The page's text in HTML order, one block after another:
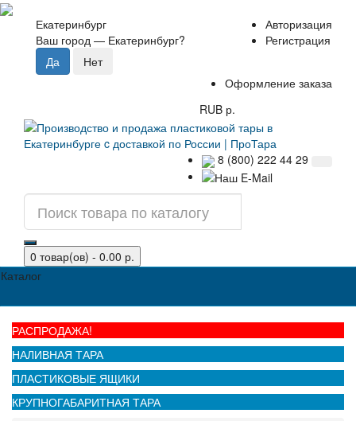
Екатеринбург
Ваш город — Екатеринбург?
Авторизация
Регистрация
Оформление заказа
RUB р.
8 (800) 222 44 29
0 товар(ов) - 0.00 р.
Каталог
РАСПРОДАЖА!
НАЛИВНАЯ ТАРА
ПЛАСТИКОВЫЕ ЯЩИКИ
КРУПНОГАБАРИТНАЯ ТАРА